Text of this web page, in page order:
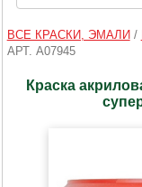
ВСЕ КРАСКИ, ЭМАЛИ /
АРТ. A07945
Краска